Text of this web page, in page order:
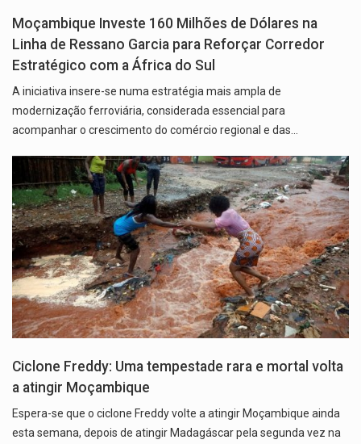
Moçambique Investe 160 Milhões de Dólares na
Linha de Ressano Garcia para Reforçar Corredor
Estratégico com a África do Sul
A iniciativa insere-se numa estratégia mais ampla de
modernização ferroviária, considerada essencial para
acompanhar o crescimento do comércio regional e das…
Ciclone Freddy: Uma tempestade rara e mortal volta
a atingir Moçambique
Espera-se que o ciclone Freddy volte a atingir Moçambique ainda
esta semana, depois de atingir Madagáscar pela segunda vez na